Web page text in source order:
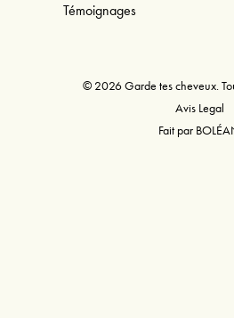
Témoignages
© 2026 Garde tes cheveux.
Avis Legal
Fait par